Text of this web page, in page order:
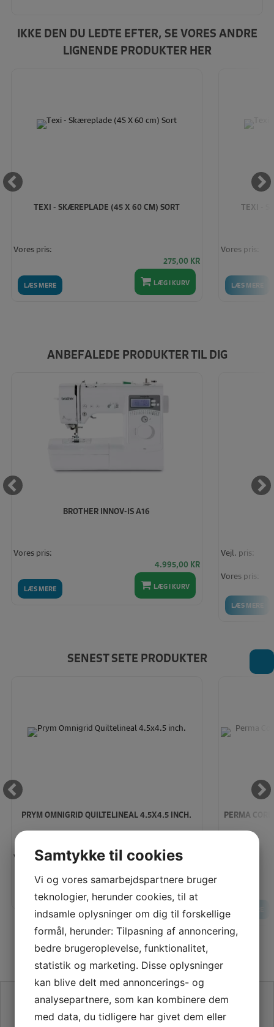
IKKE DEN DU LEDTE EFTER, SE VORES ANDRE
LIGNENDE PRODUKTER HER
TEXI - SKÆREPLADE (45 X 60 CM) SORT
LÆS MERE
Vores pris:
275,00 KR
LÆG I KURV
TEXI -
LÆS MERE
Vores pris:
ANBEFALEDE PRODUKTER TIL DIG
BROTHER INNOV-IS A16
LÆS MERE
Vores pris:
4.995,00 KR
LÆG I KURV
LÆS MERE
Vejl. pris:
Vores pris:
SENEST SETE PRODUKTER
PRYM OMNIGRID QUILTELINEAL 4.5X4.5 INCH.
LÆS MERE
Vores pris:
PERMA
SE VORES ANMELDELSER PÅ TRUSTPILOT
Samtykke til cookies
Vi og vores samarbejdspartnere bruger
teknologier, herunder cookies, til at
indsamle oplysninger om dig til forskellige
formål, herunder: Tilpasning af annoncering,
bedre brugeroplevelse, funktionalitet,
statistik og marketing. Disse oplysninger
kan blive delt med annoncerings- og
analysepartnere, som kan kombinere dem
med data, du tidligere har givet dem eller